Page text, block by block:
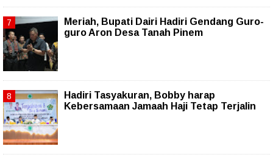
Meriah, Bupati Dairi Hadiri Gendang Guro-
guro Aron Desa Tanah Pinem
Hadiri Tasyakuran, Bobby harap
Kebersamaan Jamaah Haji Tetap Terjalin